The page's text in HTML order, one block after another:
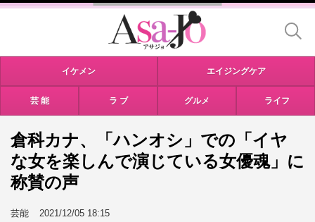
イケメン エイジングケア
芸 能 ラ ブ グルメ ライフ
倉科カナ、「ハンオシ」での「イヤ
な女を楽しんで演じている女優魂」に
称賛の声
芸能 2021/12/05 18:15